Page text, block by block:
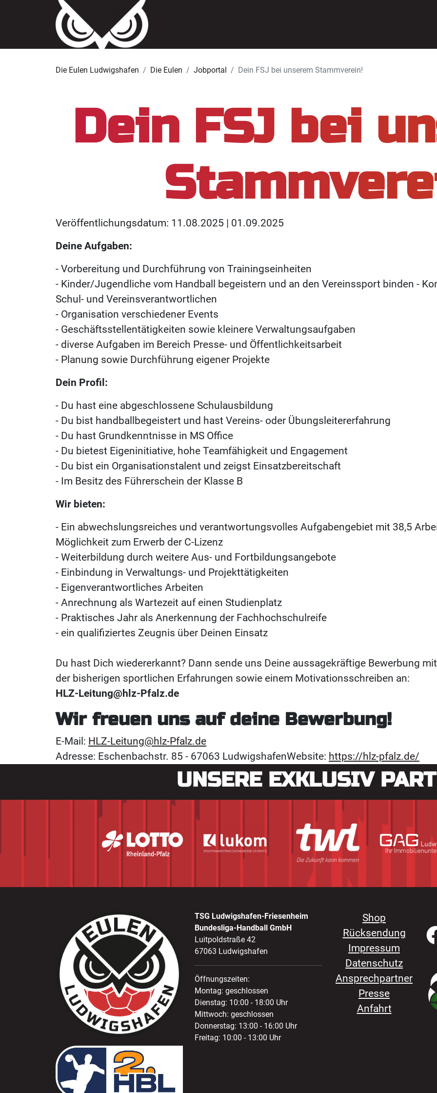
Die Eulen Ludwigshafen Die Eulen Jobportal Dein FSJ bei unserem Stammverein!
Dein FSJ bei
Veröffentlichungsdatum: 11.08.2025 | 01.09.2025
Deine Aufgaben:
- Vorbereitung und Durchführung von Trainingseinheiten
- Kinder/Jugendliche vom Handball begeistern und an den Vereinssport binden -
Schul- und Vereinsverantwortlichen
- Organisation verschiedener Events
- Geschäftsstellentätigkeiten sowie kleinere Verwaltungsaufgaben
- diverse Aufgaben im Bereich Presse- und Öffentlichkeitsarbeit
- Planung sowie Durchführung eigener Projekte
Dein Profil:
- Du hast eine abgeschlossene Schulausbildung
- Du bist handballbegeistert und hast Vereins- oder Übungsleitererfahrung
- Du hast Grundkenntnisse in MS Office
- Du bietest Eigeninitiative, hohe Teamfähigkeit und Engagement
- Du bist ein Organisationstalent und zeigst Einsatzbereitschaft
- Im Besitz des Führerschein der Klasse B
Wir bieten:
- Ein abwechslungsreiches und verantwortungsvolles Aufgabengebiet mit 38,5
Möglichkeit zum Erwerb der C-Lizenz
- Weiterbildung durch weitere Aus- und Fortbildungsangebote
- Einbindung in Verwaltungs- und Projekttätigkeiten
- Eigenverantwortliches Arbeiten
- Anrechnung als Wartezeit auf einen Studienplatz
- Praktisches Jahr als Anerkennung der Fachhochschulreife
- ein qualifiziertes Zeugnis über Deinen Einsatz
Du hast Dich wiedererkannt? Dann sende uns Deine aussagekräftige Bewerbung
der bisherigen sportlichen Erfahrungen sowie einem Motivationsschreiben an:
HLZ-Leitung@hlz-Pfalz.de
Wir freuen uns auf deine Bewerbung!
E-Mail: HLZ-Leitung@hlz-Pfalz.de
Adresse: Eschenbachstr. 85 - 67063 LudwigshafenWebsite: https://hlz-pfalz.de/
UNSERE EXKLUSIV
TSG Ludwigshafen-Friesenheim
Bundesliga-Handball GmbH
Luitpoldstraße 42
67063 Ludwigshafen
Öffnungszeiten:
Montag: geschlossen
Dienstag: 10:00 - 18:00 Uhr
Mittwoch: geschlossen
Donnerstag: 13:00 - 16:00 Uhr
Freitag: 10:00 - 13:00 Uhr
Shop
Rücksendung
Impressum
Datenschutz
Ansprechpartner
Presse
Anfahrt